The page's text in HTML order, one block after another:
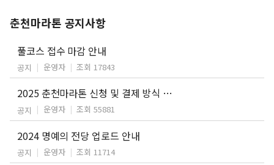
춘천마라톤 공지사항
풀코스 접수 마감 안내
공지 운영자 조회 17843
2025 춘천마라톤 신청 및 결제 방식 개편 안내
공지 운영자 조회 55881
2024 명예의 전당 업로드 안내
공지 운영자 조회 11714